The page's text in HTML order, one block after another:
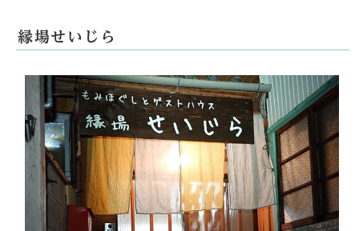
縁場せいじら